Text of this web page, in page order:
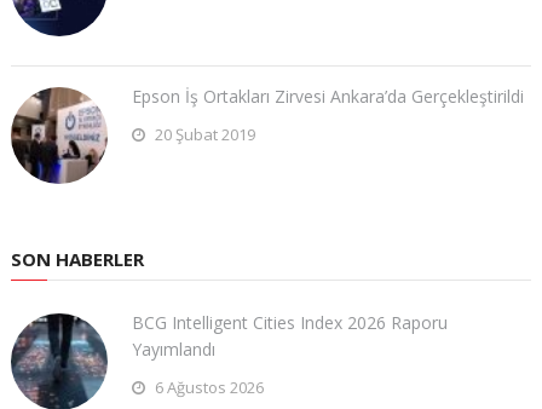
Epson İş Ortakları Zirvesi Ankara’da Gerçekleştirildi
20 Şubat 2019
SON HABERLER
BCG Intelligent Cities Index 2026 Raporu
Yayımlandı
6 Ağustos 2026